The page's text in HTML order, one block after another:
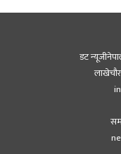
डट